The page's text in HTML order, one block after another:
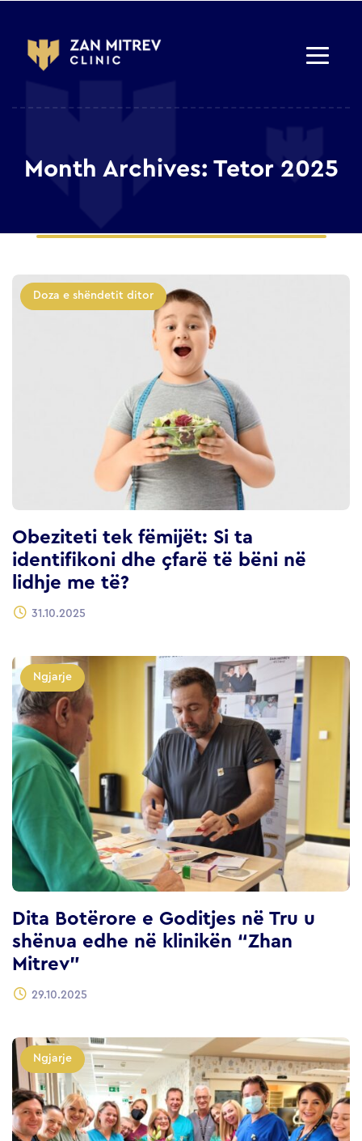
Month Archives: Tetor 2025
Doza e shëndetit ditor
Obeziteti tek fëmijët: Si ta
identifikoni dhe çfarë të bëni në
lidhje me të?
31.10.2025
Ngjarje
Dita Botërore e Goditjes në Tru u
shënua edhe në klinikën “Zhan
Mitrev”
29.10.2025
Ngjarje